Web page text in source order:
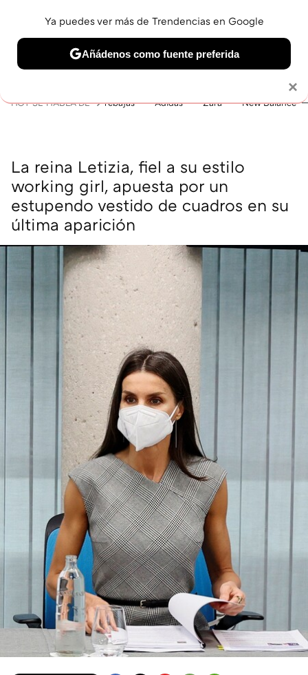
BELLEZA SHOPPING VIAJES GASTRO SNEAKERS
HOY SE HABLA DE rebajas Adidas Zara New Balance
La reina Letizia, fiel a su estilo
working girl, apuesta por un
estupendo vestido de cuadros en su
última aparición
×
Ya puedes ver más de Trendencias en Google
Añádenos como fuente preferida